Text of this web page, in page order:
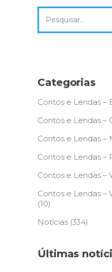
for:
Categorias
Contos e Lendas –
Contos e Lendas –
Contos e Lendas –
Contos e Lendas –
Contos e Lendas –
Contos e Lendas –
(10)
Notícias (334)
Últimas